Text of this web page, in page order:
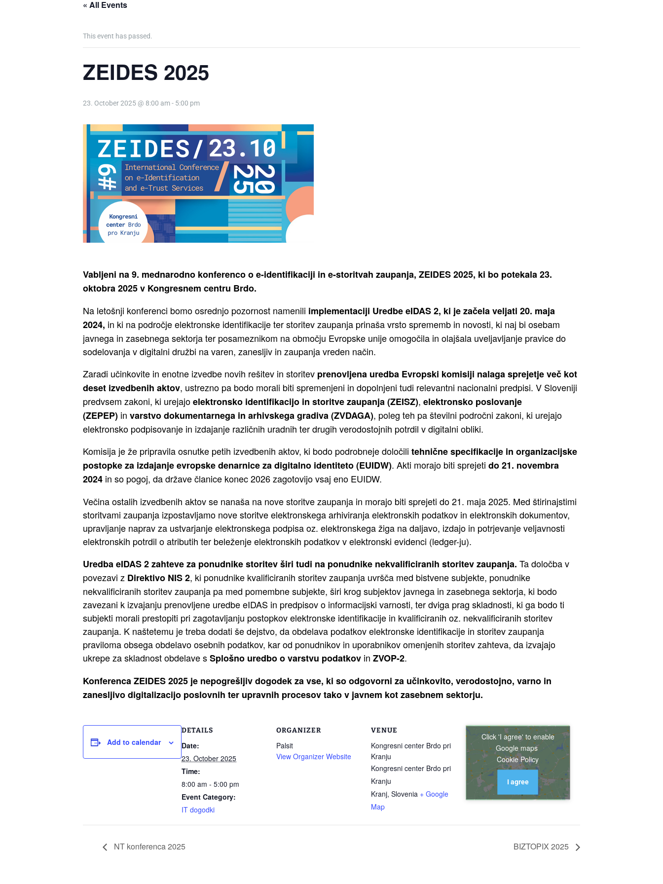
« All Events
This event has passed.
ZEIDES 2025
23. October 2025 @ 8:00 am- 5:00 pm
Vabljeni na 9. mednarodno konferenco o e-identifikaciji in e-storitvah zaupanja, ZEIDES 2025, ki bo potekala 23.
oktobra 2025 v Kongresnem centru Brdo.
Na letošnji konferenci bomo osrednjo pozornost namenili implementaciji Uredbe eIDAS 2, ki je začela veljati 20. maja
2024, in ki na področje elektronske identifikacije ter storitev zaupanja prinaša vrsto sprememb in novosti, ki naj bi osebam
javnega in zasebnega sektorja ter posameznikom na območju Evropske unije omogočila in olajšala uveljavljanje pravice do
sodelovanja v digitalni družbi na varen, zanesljiv in zaupanja vreden način.
Zaradi učinkovite in enotne izvedbe novih rešitev in storitev prenovljena uredba Evropski komisiji nalaga sprejetje več kot
deset izvedbenih aktov, ustrezno pa bodo morali biti spremenjeni in dopolnjeni tudi relevantni nacionalni predpisi. V Sloveniji
predvsem zakoni, ki urejajoelektronsko identifikacijo in storitve zaupanja (ZEISZ), elektronsko poslovanje
(ZEPEP) in varstvo dokumentarnega in arhivskega gradiva (ZVDAGA), poleg teh pa številni področni zakoni, ki urejajo
elektronsko podpisovanje in izdajanje različnih uradnih ter drugih verodostojnih potrdil v digitalni obliki.
Komisija je že pripravila osnutke petih izvedbenih aktov, ki bodo podrobneje določili tehnične specifikacije in organizacijske
postopke za izdajanje evropske denarnice za digitalno identiteto (EUIDW). Akti morajo biti sprejeti do 21. novembra
2024 in so pogoj, da države članice konec 2026 zagotovijo vsaj eno EUIDW.
Večina ostalih izvedbenih aktov se nanaša na nove storitve zaupanja in morajo biti sprejeti do 21. maja 2025. Med štirinajstimi
storitvami zaupanja izpostavljamo nove storitve elektronskega arhiviranja elektronskih podatkov in elektronskih dokumentov,
upravljanje naprav za ustvarjanje elektronskega podpisa oz. elektronskega žiga na daljavo, izdajo in potrjevanje veljavnosti
elektronskih potrdil o atributih ter beleženje elektronskih podatkov v elektronski evidenci (ledger-ju).
Uredba eIDAS 2 zahteve za ponudnike storitev širi tudi na ponudnike nekvalificiranih storitev zaupanja. Ta določba v
povezavi z Direktivo NIS 2, ki ponudnike kvalificiranih storitev zaupanja uvršča med bistvene subjekte, ponudnike
nekvalificiranih storitev zaupanja pa med pomembne subjekte, širi krog subjektov javnega in zasebnega sektorja, ki bodo
zavezani k izvajanju prenovljene uredbe eIDAS in predpisov o informacijski varnosti, ter dviga prag skladnosti, ki ga bodo ti
subjekti morali prestopiti pri zagotavljanju postopkov elektronske identifikacije in kvalificiranih oz. nekvalificiranih storitev
zaupanja. K naštetemu je treba dodati še dejstvo, da obdelava podatkov elektronske identifikacije in storitev zaupanja
praviloma obsega obdelavo osebnih podatkov, kar od ponudnikov in uporabnikov omenjenih storitev zahteva, da izvajajo
ukrepe za skladnost obdelave sSplošno uredbo o varstvu podatkov in ZVOP-2.
Konferenca ZEIDES 2025 je nepogrešljiv dogodek za vse, ki so odgovorni za učinkovito, verodostojno, varno in
zanesljivo digitalizacijo poslovnih ter upravnih procesov tako v javnem kot zasebnem sektorju.
Add to calendar
DETAILS
Date:
23. October 2025
Time:
8:00 am - 5:00 pm
Event Category:
IT dogodki
ORGANIZER
Palsit
View Organizer Website
VENUE
Kongresni center Brdo pri
Kranju
Kongresni center Brdo pri
Kranju
Kranj, Slovenia + Google
Map
Click 'I agree' to enable
Google maps
Cookie Policy
I agree
NT konferenca 2025 BIZTOPIX 2025